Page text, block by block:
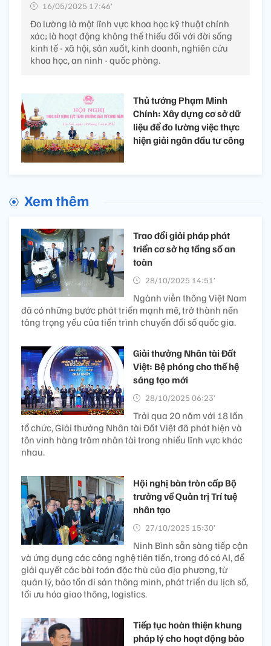
16/05/2025 17:46’
Đo lường là một lĩnh vực khoa học kỹ thuật chính
xác; là hoạt động không thể thiếu đối với đời sống
kinh tế - xã hội, sản xuất, kinh doanh, nghiên cứu
khoa học, an ninh - quốc phòng.
Thủ tướng Phạm Minh
Chính: Xây dựng cơ sở dữ
liệu để đo lường việc thực
hiện giải ngân đầu tư công
Xem thêm
Trao đổi giải pháp phát
triển cơ sở hạ tầng số an
toàn
28/10/2025 14:51’
Ngành viễn thông Việt Nam
đã có những bước phát triển mạnh mẽ, trở thành nền
tảng trọng yếu của tiến trình chuyển đổi số quốc gia.
Giải thưởng Nhân tài Đất
Việt: Bệ phóng cho thế hệ
sáng tạo mới
28/10/2025 06:23’
Trải qua 20 năm với 18 lần
tổ chức, Giải thưởng Nhân tài Đất Việt đã phát hiện và
tôn vinh hàng trăm nhân tài trong nhiều lĩnh vực khác
nhau.
Hội nghị bàn tròn cấp Bộ
trưởng về Quản trị Trí tuệ
nhân tạo
27/10/2025 15:30’
Ninh Bình sẵn sàng tiếp cận
và ứng dụng các công nghệ tiên tiến, trong đó có AI, để
giải quyết các bài toán đặc thù của địa phương, từ
quản lý, bảo tồn di sản thông minh, phát triển du lịch số,
tối ưu hóa giao thông, logistics.
Tiếp tục hoàn thiện khung
pháp lý cho hoạt động bảo